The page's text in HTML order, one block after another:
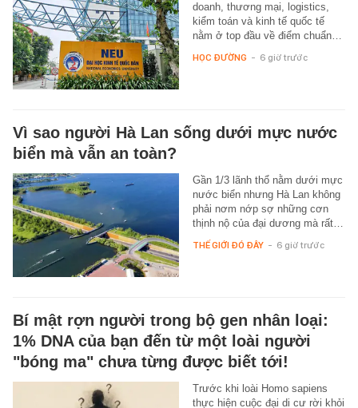
doanh, thương mại, logistics,
kiểm toán và kinh tế quốc tế
nằm ở top đầu về điểm chuẩn…
HỌC ĐƯỜNG - 6 giờ trước
Vì sao người Hà Lan sống dưới mực nước
biển mà vẫn an toàn?
Gần 1/3 lãnh thổ nằm dưới mực
nước biển nhưng Hà Lan không
phải nơm nớp sợ những cơn
thịnh nộ của đại dương mà rất…
THẾ GIỚI ĐÓ ĐÂY - 6 giờ trước
Bí mật rợn người trong bộ gen nhân loại:
1% DNA của bạn đến từ một loài người
"bóng ma" chưa từng được biết tới!
Trước khi loài Homo sapiens
thực hiện cuộc đại di cư rời khỏi